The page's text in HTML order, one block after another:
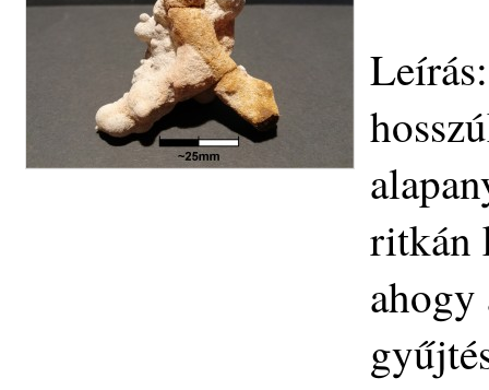
ritkán
ahogy